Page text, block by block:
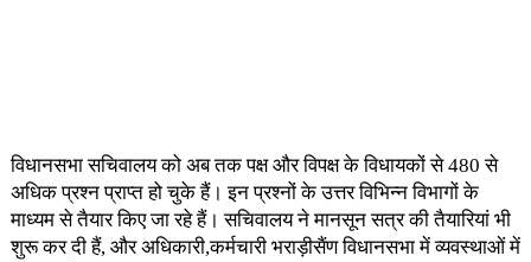
विधानसभा सचिवालय को अब तक पक्ष और विपक्ष के विधायकों से 480 से
अधिक प्रश्न प्राप्त हो चुके हैं। इन प्रश्नों के उत्तर विभिन्न विभागों के
माध्यम से तैयार किए जा रहे हैं। सचिवालय ने मानसून सत्र की तैयारियां भी
शुरू कर दी हैं, और अधिकारी,कर्मचारी भराड़ीसैंण विधानसभा में व्यवस्थाओं में